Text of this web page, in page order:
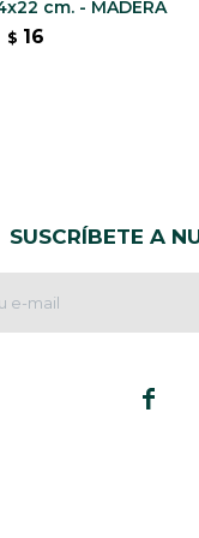
cm. - MADERA
$ 16
SUSCRÍBETE A
